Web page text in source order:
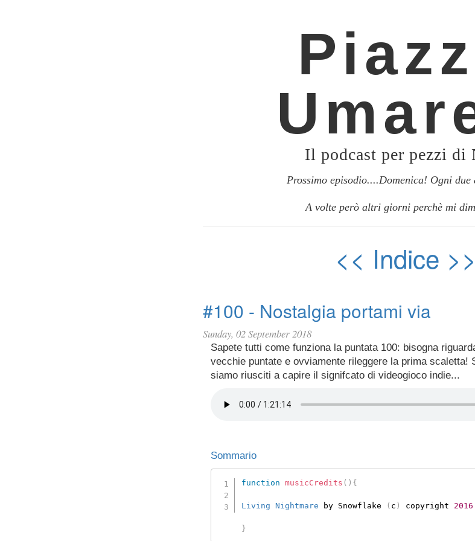
Il podcast per pezzi di
Prossimo episodio....Domenica! Ogni due
A volte però altri giorni perchè mi
<< Indice >>
#100 - Nostalgia portami via
Sunday, 02 September 2018
Sapete tutti come funziona la puntata 100: bisogna
vecchie puntate e ovviamente rileggere la prima scaletta!
siamo riusciti a capire il signifcato di videogioco indie...
Sommario
function musicCredits ( ) {
Living Nightmare by Snowflake ( c ) copyright 2016
}